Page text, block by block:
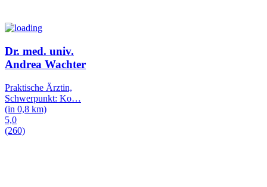
Dr. med. univ.
Andrea Wachter
Praktische Ärztin,
Schwerpunkt: Ko…
(in 0,8 km)
5,0
(260)